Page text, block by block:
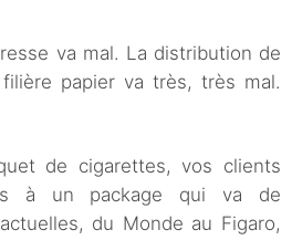
va mal. La distribution de
papier va très, très mal.
de cigarettes, vos clients
à un package qui va de
du Monde au Figaro,